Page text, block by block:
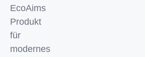
EcoAims
Produkt
für
modernes